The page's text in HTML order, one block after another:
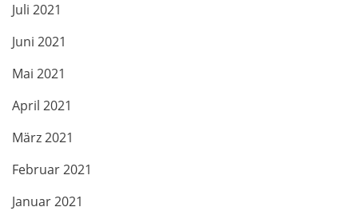
Juli 2021
Juni 2021
Mai 2021
April 2021
März 2021
Februar 2021
Januar 2021